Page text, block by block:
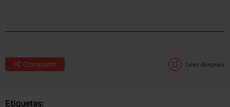
Compartir Leer después
Etiquetas: